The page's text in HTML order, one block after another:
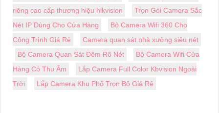
riêng cao cấp thương hiệu hikvision
Trọn Gói Camera Sắc
Nét IP Dùng Cho Cửa Hàng
Bộ Camera Wifi 360 Cho
Công Trình Giá Rẻ
Camera quan sát nhà xưởng siêu nét
Bộ Camera Quan Sát Đêm Rõ Nét
Bộ Camera Wifi Cửa
Hàng Có Thu Âm
Lắp Camera Full Color Kbvision Ngoài
Trời
Lắp Camera Khu Phố Trọn Bộ Giá Rẻ